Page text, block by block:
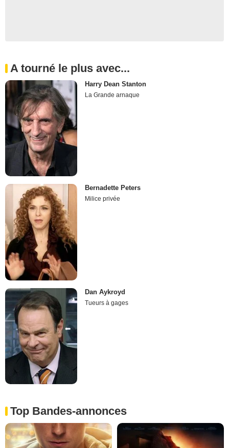
A tourné le plus avec...
Harry Dean Stanton
La Grande arnaque
Bernadette Peters
Milice privée
Dan Aykroyd
Tueurs à gages
Top Bandes-annonces